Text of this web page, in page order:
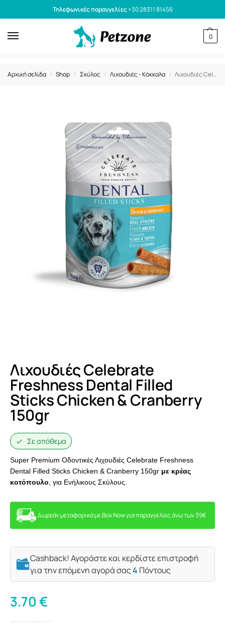
Τηλεφωνικές παραγγελίες+30 28311 81456
0
Αρχική σελίδα / Shop / Σκύλος / Λιχουδιές - Κόκκαλα / Λιχουδιές Celebrate Freshness Dental Filled Sticks Chicken & Cranberry 150gr
Λιχουδιές Celebrate
Freshness Dental Filled
Sticks Chicken & Cranberry
150gr
Σε απόθεμα
Super Premium Οδοντικές Λιχουδιές Celebrate Freshness
Dental Filled Sticks Chicken & Cranberry 150gr με κρέας
κοτόπουλο , για Ενήλικους Σκύλους.
Δωρεάν μεταφορικά με Box Now για παραγγελίες άνω των 39€
Cashback! Αγοράστε και κερδίστε επιστροφή
για την επόμενη αγορά σας4 Πόντους
3.70€